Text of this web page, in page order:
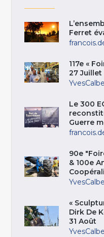
Ferret
117e «
27 Juillet
Le 300
Guerre
90e
& 100e
«
Dirk De
31 Août